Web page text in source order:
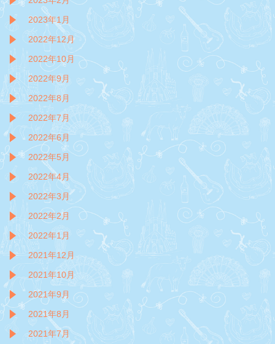
2023年1月
2022年12月
2022年10月
2022年9月
2022年8月
2022年7月
2022年6月
2022年5月
2022年4月
2022年3月
2022年2月
2022年1月
2021年12月
2021年10月
2021年9月
2021年8月
2021年7月